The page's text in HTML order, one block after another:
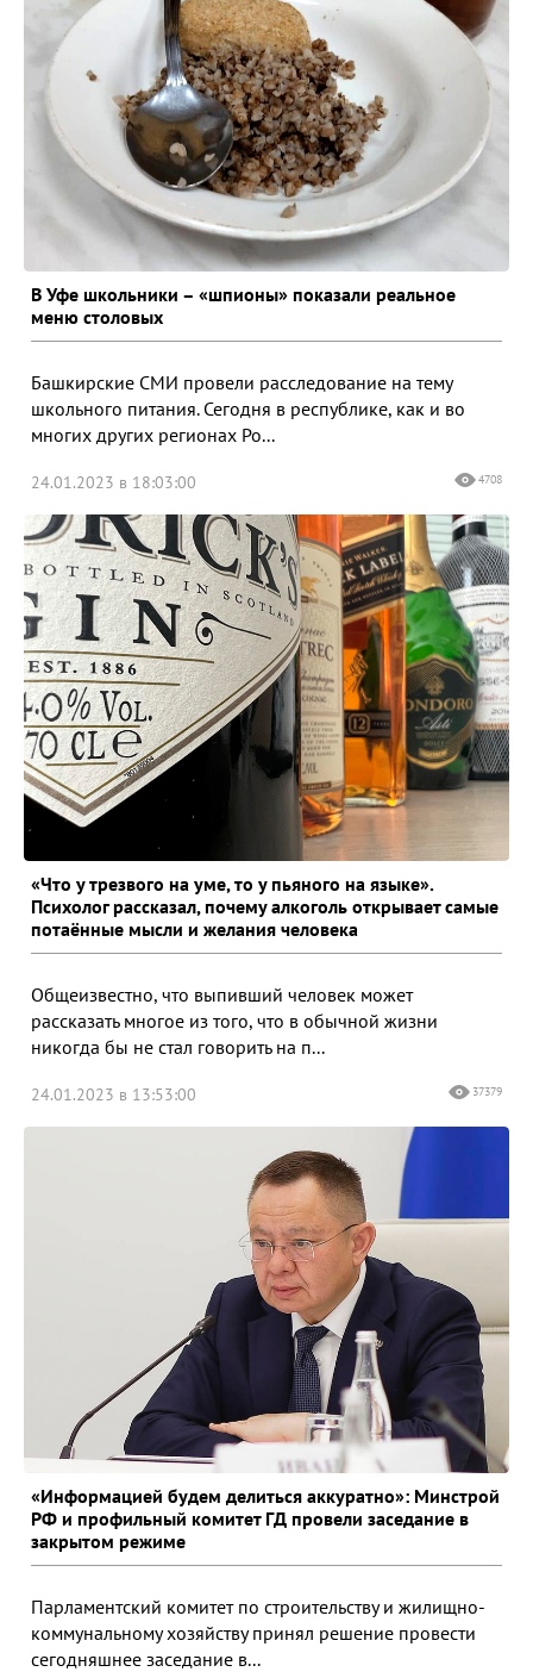
В Уфе школьники – «шпионы» показали реальное
меню столовых
Башкирские СМИ провели расследование на тему
школьного питания. Сегодня в республике, как и во
многих других регионах Ро...
24.01.2023 в 18:03:00 4708
«Что у трезвого на уме, то у пьяного на языке».
Психолог рассказал, почему алкоголь открывает самые
потаённые мысли и желания человека
Общеизвестно, что выпивший человек может
рассказать многое из того, что в обычной жизни
никогда бы не стал говорить на п...
24.01.2023 в 13:53:00 37379
«Информацией будем делиться аккуратно»: Минстрой
РФ и профильный комитет ГД провели заседание в
закрытом режиме
Парламентский комитет по строительству и жилищно-
коммунальному хозяйству принял решение провести
сегодняшнее заседание в...